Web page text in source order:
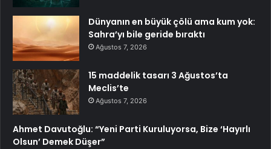
Dünyanın en büyük çölü ama kum yok:
Sahra’yı bile geride bıraktı
Ağustos 7, 2026
15 maddelik tasarı 3 Ağustos’ta
Meclis’te
Ağustos 7, 2026
Ahmet Davutoğlu: “Yeni Parti Kuruluyorsa, Bize ‘Hayırlı
Olsun’ Demek Düşer”